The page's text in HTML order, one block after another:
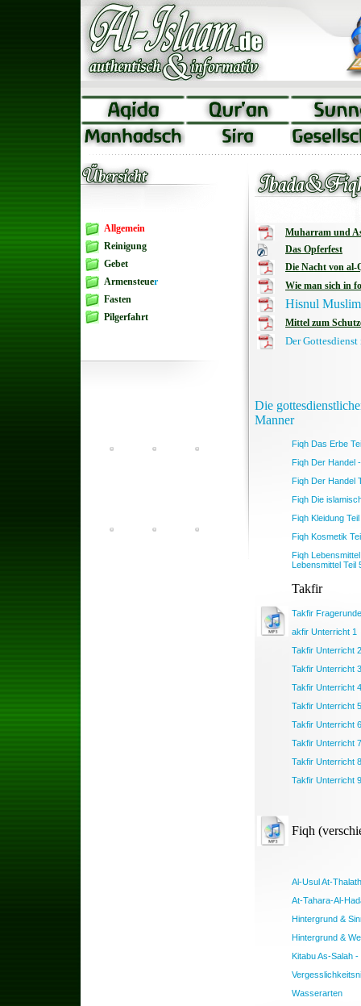
Allgemein
Reinigung
Gebet
Armensteuer
Fasten
Pilgerfahrt
Muharram und
Das Opferfest
Die Nacht von al-
Wie man sich in
Hisnul Muslim
Mittel zum
Der Gottesdienst
Die
Manner
Fiqh Das Erbe
Fiqh Der Handel
Fiqh Der Handel
Fiqh Die
Fiqh Kleidung
Fiqh Kosmetik
Fiqh
Lebensmittel Teil
Takfir
Takfir
akfir Unterricht 1
Takfir Unterricht 2
Takfir Unterricht 3
Takfir Unterricht 4
Takfir Unterricht 5
Takfir Unterricht 6
Takfir Unterricht 7
Takfir Unterricht 8
Takfir Unterricht 9
Fiqh
Al-Usul At-
At-Tahara-Al-
Hintergrund &
Hintergrund &
Kitabu As-Salah
Wasserarten